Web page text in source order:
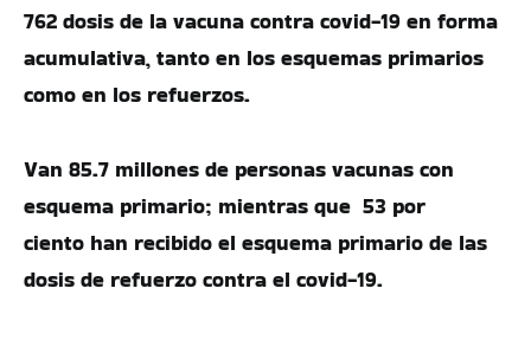
762 dosis de la vacuna contra covid-19 en forma
acumulativa, tanto en los esquemas primarios
como en los refuerzos.
Van 85.7 millones de personas vacunas con
esquema primario; mientras que 53 por
ciento han recibido el esquema primario de las
dosis de refuerzo contra el covid-19.